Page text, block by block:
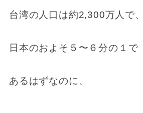
台湾の人口は約2,300万人で、
日本のおよそ５〜６分の１で
あるはずなのに、